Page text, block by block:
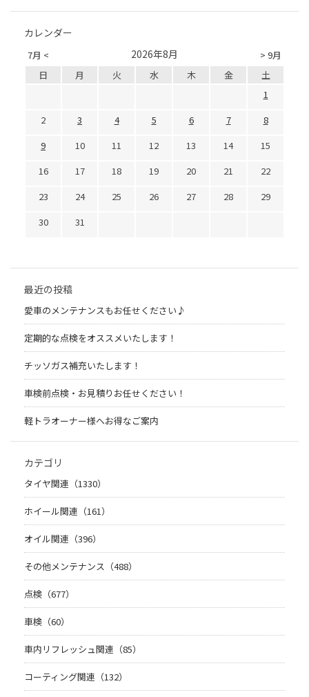
カレンダー
7月 < > 9月
2026年8月
日 月 火 水 木 金
土
1
2
3 4 5 6 7
8
9
10 11 12 13 14
15
16
17 18 19 20 21
22
23
24 25 26 27 28
29
30
31
最近の投稿
愛車のメンテナンスもお任せください♪
定期的な点検をオススメいたします！
チッソガス補充いたします！
車検前点検・お見積りお任せください！
軽トラオーナー様へお得なご案内
カテゴリ
タイヤ関連（1330）
ホイール関連（161）
オイル関連（396）
その他メンテナンス（488）
点検（677）
車検（60）
車内リフレッシュ関連（85）
コーティング関連（132）